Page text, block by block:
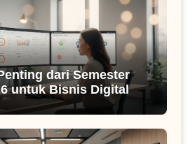
dari Semester
untuk Bisnis Digital